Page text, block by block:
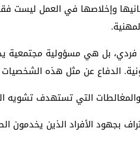
وإخلاصها في العمل ليست
فردي، بل هي مسؤولية مجتمعية
الدفاع عن مثل هذه
التي تستهدف تشويه
بجهود الأفراد الذين يخدمون